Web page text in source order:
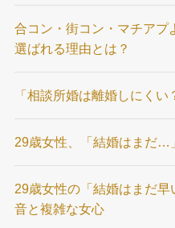
合コン・街コン・マチアプ
選ばれる理由とは？
「相談所婚は離婚しにくい
29歳女性、「結婚はまだ…
29歳女性の「結婚はまだ
音と複雑な女心